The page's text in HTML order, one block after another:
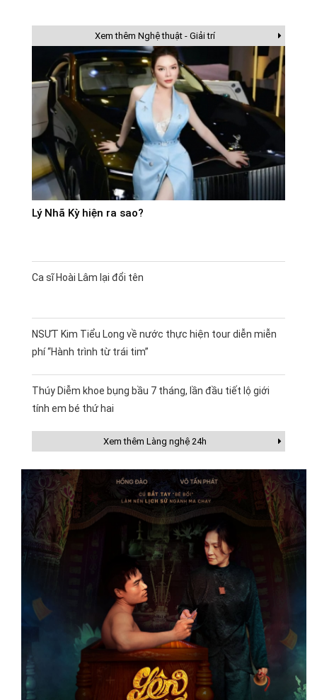
Xem thêm Nghệ thuật - Giải trí
Lý Nhã Kỳ hiện ra sao?
Ca sĩ Hoài Lâm lại đổi tên
NSƯT Kim Tiểu Long về nước thực hiện tour diễn miễn
phí “Hành trình từ trái tim”
Thúy Diễm khoe bụng bầu 7 tháng, lần đầu tiết lộ giới
tính em bé thứ hai
Xem thêm Làng nghệ 24h